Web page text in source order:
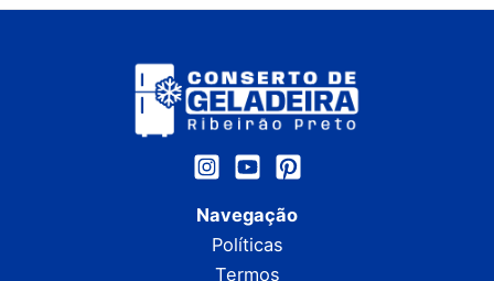
Navegação
Políticas
Termos